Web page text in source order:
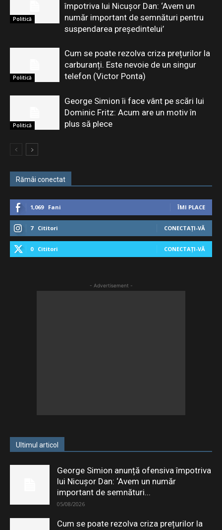
Politică
împotriva lui Nicușor Dan: ‘Avem un
număr important de semnături pentru
suspendarea președintelui’
Politică
Cum se poate rezolva criza prețurilor la
carburanți. Este nevoie de un singur
telefon (Victor Ponta)
Politică
George Simion îi face vânt pe scări lui
Dominic Fritz: Acum are un motiv în
plus să plece
Rămâi conectat
1,069 Fani ÎMI PLACE
7 Cititori CONECTAȚI-VĂ
0 Cititori CONECTAȚI-VĂ
- Advertisement -
Ultimul articol
George Simion anunță ofensiva împotriva
lui Nicușor Dan: ‘Avem un număr
important de semnături...
05/08/2026
Cum se poate rezolva criza prețurilor la